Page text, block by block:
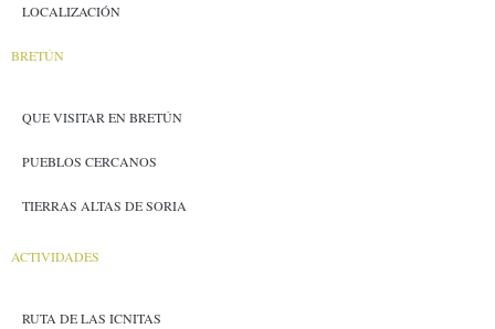
LOCALIZACIÓN
BRETÚN
QUE VISITAR EN BRETÚN
PUEBLOS CERCANOS
TIERRAS ALTAS DE SORIA
ACTIVIDADES
RUTA DE LAS ICNITAS